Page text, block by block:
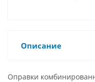
Описание
Оправки